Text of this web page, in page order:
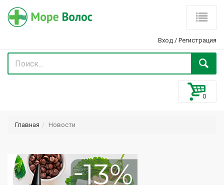
Вход / Регистрация
Главная Новости